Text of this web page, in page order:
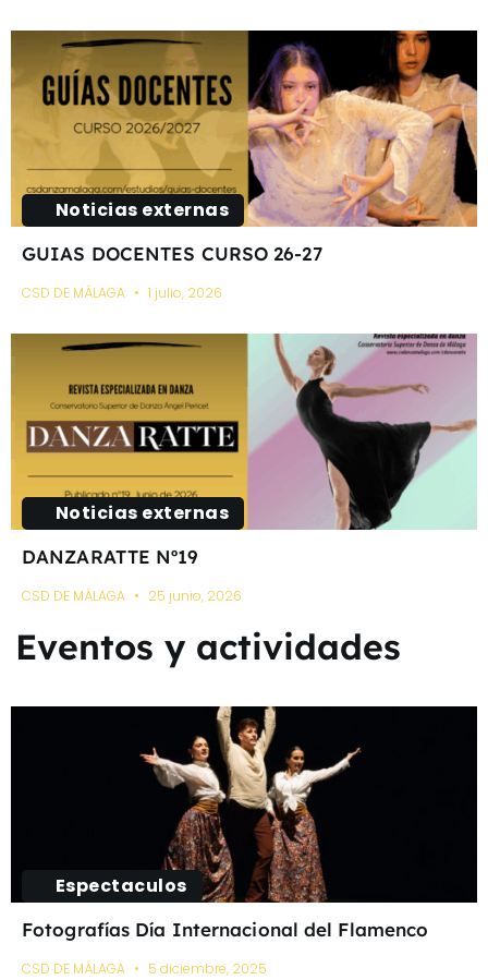
Noticias externas
GUIAS DOCENTES CURSO 26-27
CSD DE MÁLAGA 1 julio, 2026
Noticias externas
DANZARATTE Nº19
CSD DE MÁLAGA 25 junio, 2026
Eventos y actividades
Espectaculos
Fotografías Día Internacional del Flamenco
CSD DE MÁLAGA 5 diciembre, 2025